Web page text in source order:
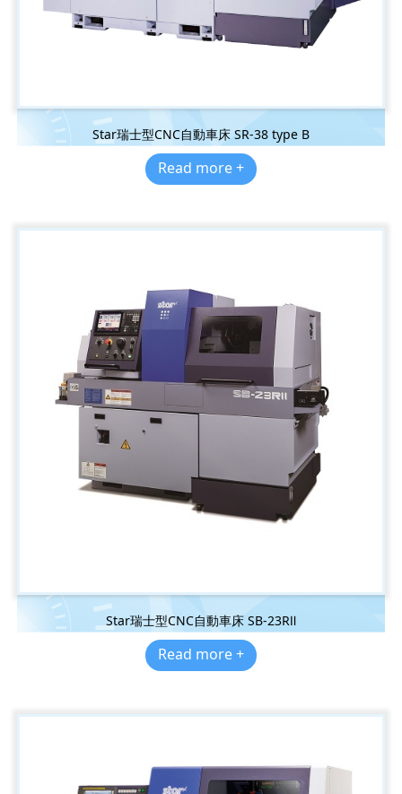
Star瑞士型CNC自動車床 SR-38 type B
Read more +
Star瑞士型CNC自動車床 SB-23RⅡ
Read more +